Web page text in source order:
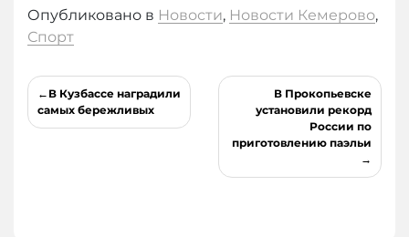
Опубликовано в Новости, Новости Кемерово,
Спорт
Навигация
по
В Кузбассе наградили
самых бережливых
В Прокопьевске
установили рекорд
России по
приготовлению паэльи